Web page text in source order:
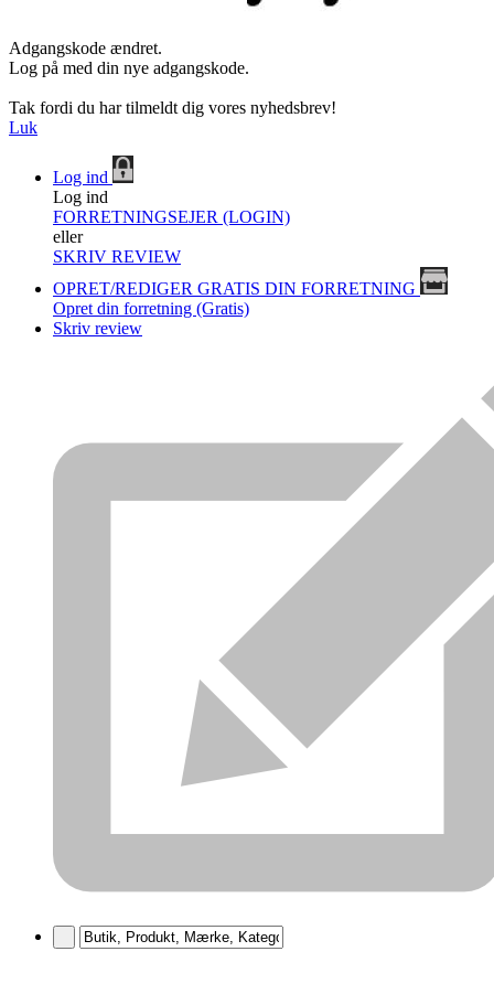
Adgangskode ændret.
Log på med din nye adgangskode.
Tak fordi du har tilmeldt dig vores nyhedsbrev!
Luk
Log ind
Log ind
FORRETNINGSEJER (LOGIN)
eller
SKRIV REVIEW
OPRET/REDIGER GRATIS DIN FORRETNING
Opret din forretning (Gratis)
Skriv review